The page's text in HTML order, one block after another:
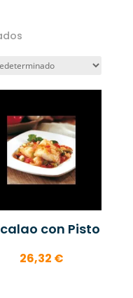
con Pisto
26,32 €